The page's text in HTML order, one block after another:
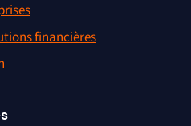
financières